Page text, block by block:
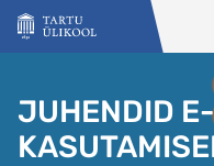
Liigu edasi põhisisu juurde
JUHENDID